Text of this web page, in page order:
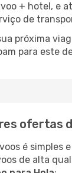
+ hotel, e
de
próxima
para este
ofertas
é
de alta